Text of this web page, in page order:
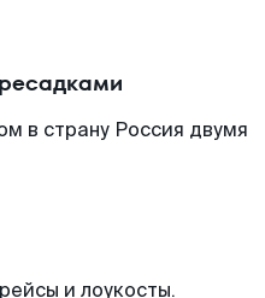
в страну Россия двумя
и лоукосты.